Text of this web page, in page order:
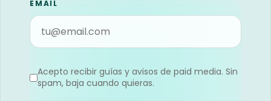
EMAIL
Acepto recibir guías y avisos de paid media. Sin
spam, baja cuando quieras.